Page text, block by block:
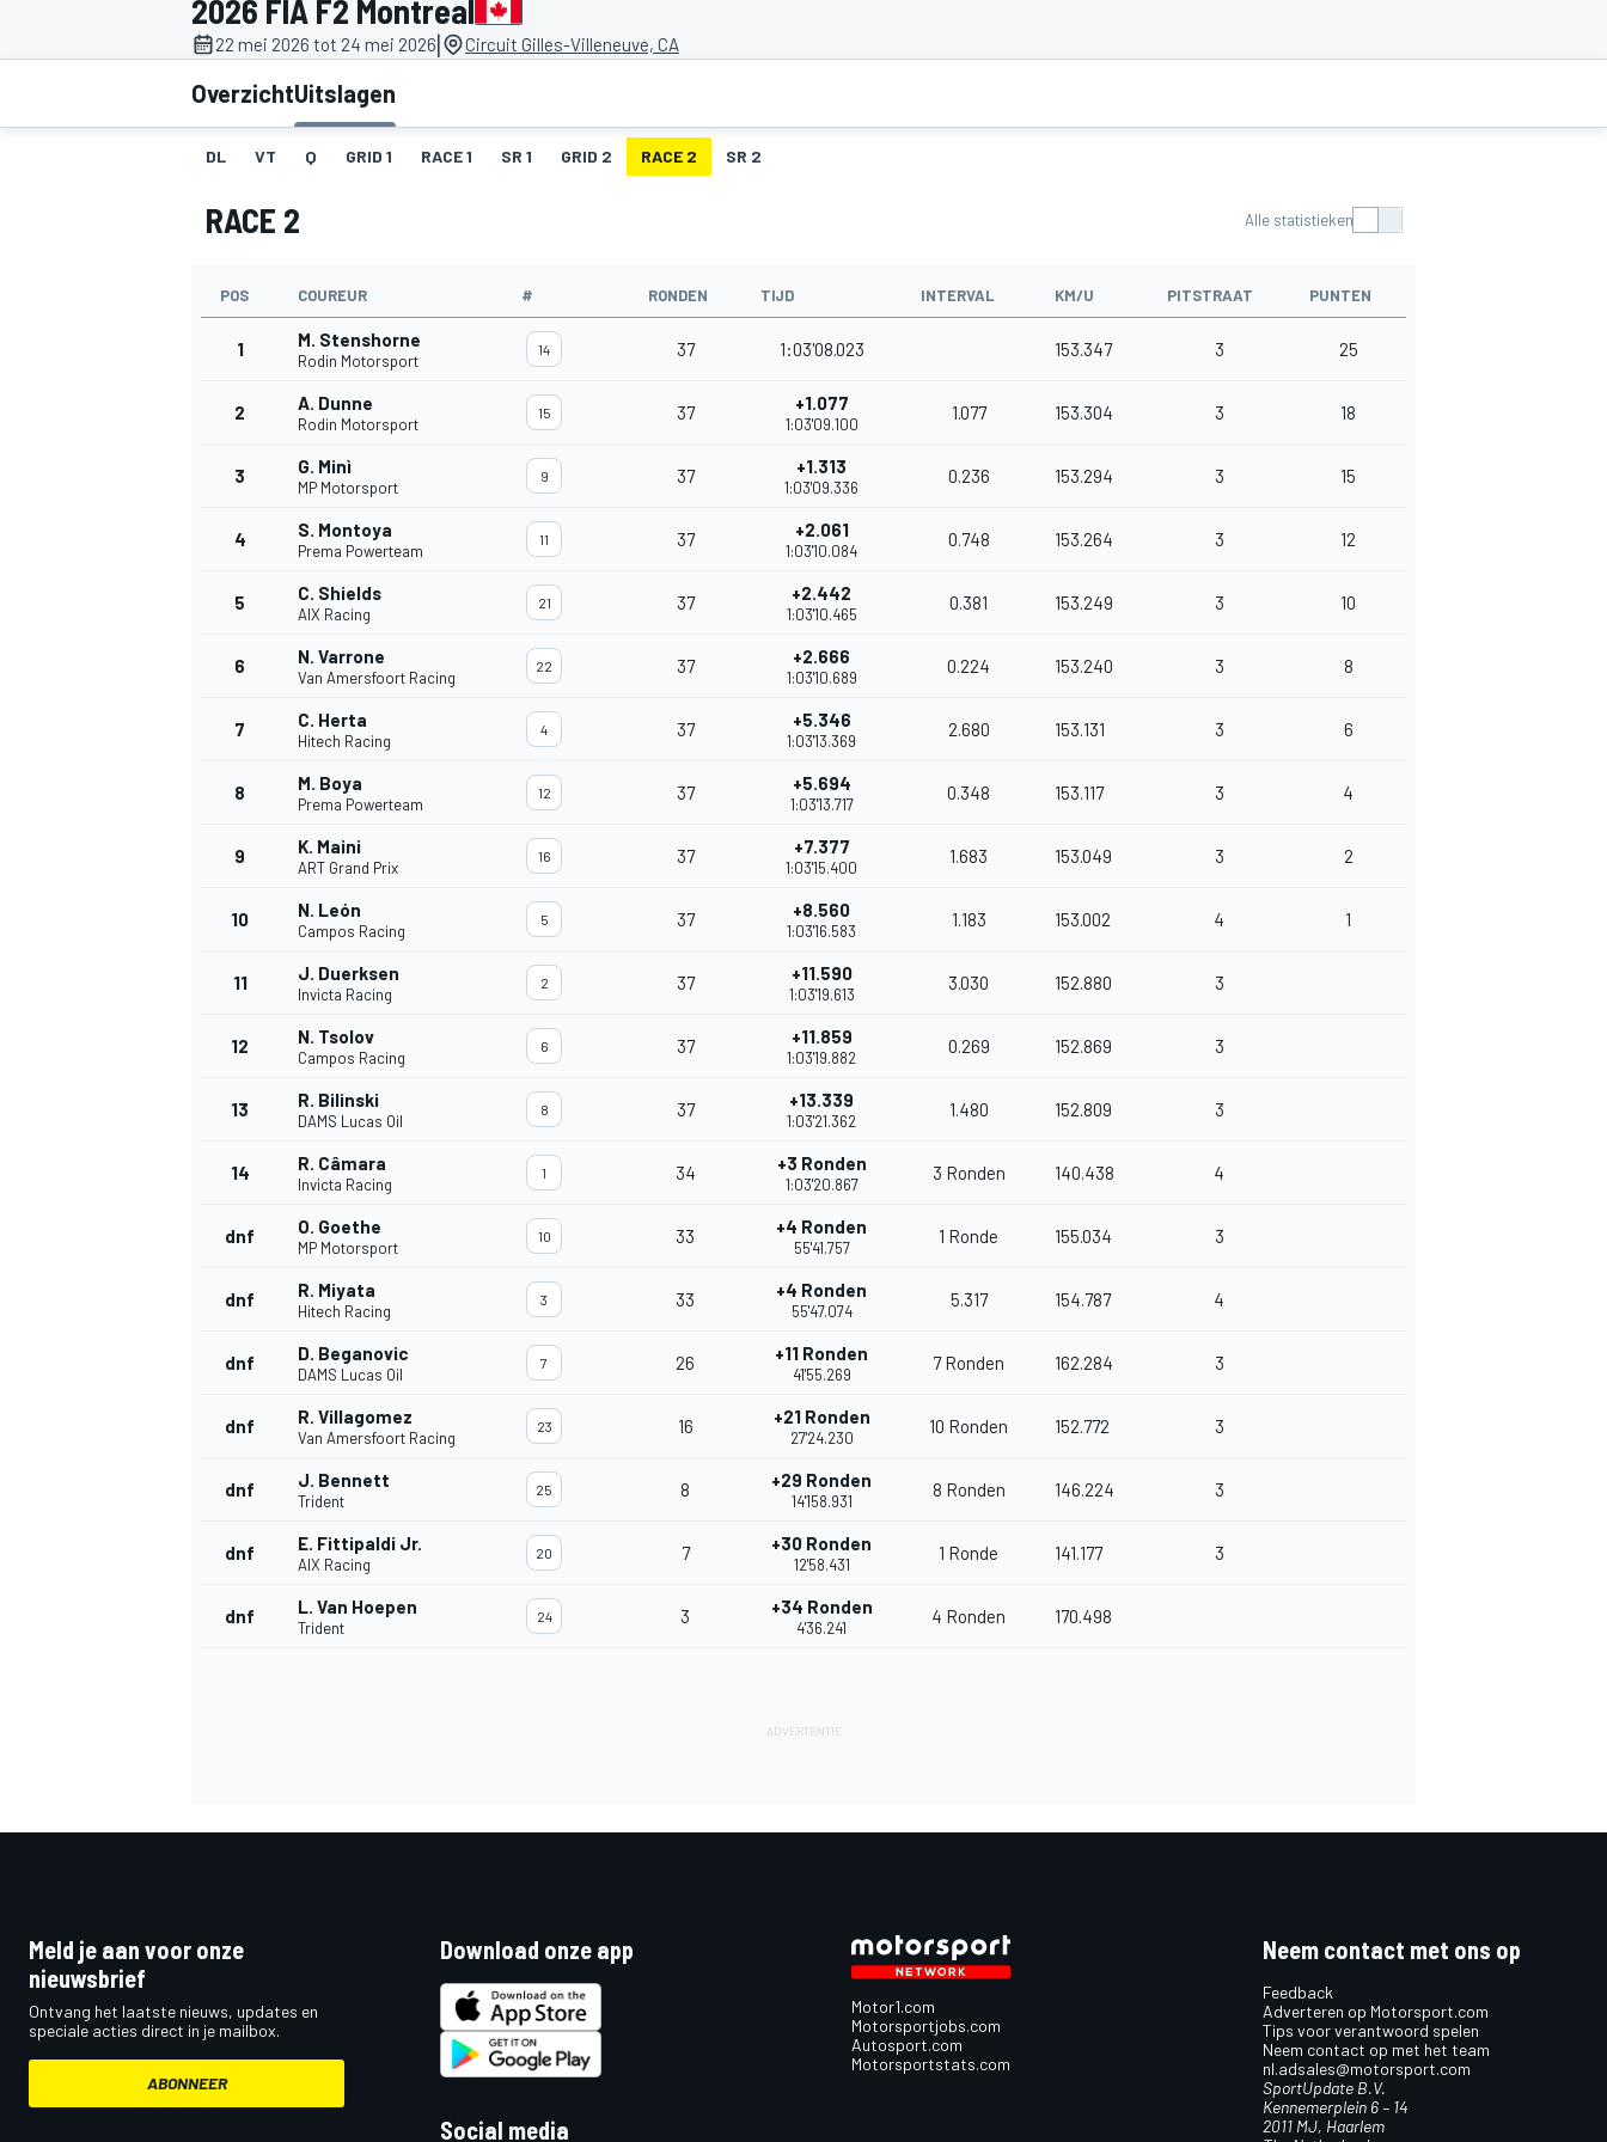
2026 FIA F2 Montreal
22 mei 2026 tot 24 mei 2026| Circuit Gilles-Villeneuve, CA
OverzichtUitslagen
DL VT Q GRID 1 RACE 1 SR 1 GRID 2 RACE 2 SR 2
RACE 2 Alle statistieken
POS COUREUR # RONDEN TIJD INTERVAL KM/U PITSTRAAT PUNTEN
1 M. Stenshorne
Rodin Motorsport
14 37 1:03'08.023 153.347 3 25
2 A. Dunne
Rodin Motorsport
15 37 +1.077
1:03'09.100
1.077 153.304 3 18
3 G. Minì
MP Motorsport
9 37 +1.313
1:03'09.336
0.236 153.294 3 15
4 S. Montoya
Prema Powerteam
11 37 +2.061
1:03'10.084
0.748 153.264 3 12
5 C. Shields
AIX Racing
21 37 +2.442
1:03'10.465
0.381 153.249 3 10
6 N. Varrone
Van Amersfoort Racing
22 37 +2.666
1:03'10.689
0.224 153.240 3 8
7 C. Herta
Hitech Racing
4 37 +5.346
1:03'13.369
2.680 153.131 3 6
8 M. Boya
Prema Powerteam
12 37 +5.694
1:03'13.717
0.348 153.117 3 4
9 K. Maini
ART Grand Prix
16 37 +7.377
1:03'15.400
1.683 153.049 3 2
10 N. León
Campos Racing
5 37 +8.560
1:03'16.583
1.183 153.002 4 1
11 J. Duerksen
Invicta Racing
2 37 +11.590
1:03'19.613
3.030 152.880 3
12 N. Tsolov
Campos Racing
6 37 +11.859
1:03'19.882
0.269 152.869 3
13 R. Bilinski
DAMS Lucas Oil
8 37 +13.339
1:03'21.362
1.480 152.809 3
14 R. Câmara
Invicta Racing
1 34 +3 Ronden
1:03'20.867
3 Ronden 140.438 4
dnf O. Goethe
MP Motorsport
10 33 +4 Ronden
55'41.757
1 Ronde 155.034 3
dnf R. Miyata
Hitech Racing
3 33 +4 Ronden
55'47.074
5.317 154.787 4
dnf D. Beganovic
DAMS Lucas Oil
7 26 +11 Ronden
41'55.269
7 Ronden 162.284 3
dnf R. Villagomez
Van Amersfoort Racing
23 16 +21 Ronden
27'24.230
10 Ronden 152.772 3
dnf J. Bennett
Trident
25 8 +29 Ronden
14'158.931
8 Ronden 146.224 3
dnf E. Fittipaldi Jr.
AIX Racing
20 7 +30 Ronden
12'58.431
1 Ronde 141.177 3
dnf L. Van Hoepen
Trident
24 3 +34 Ronden
4'36.241
4 Ronden 170.498
Meld je aan voor onze
nieuwsbrief
Ontvang het laatste nieuws, updates en
speciale acties direct in je mailbox.
ABONNEER
Download onze app
Social media
Motor1.com
Motorsportjobs.com
Autosport.com
Motorsportstats.com
Neem contact met ons op
Feedback
Adverteren op Motorsport.com
Tips voor verantwoord spelen
Neem contact op met het team
nl.adsales@motorsport.com
SportUpdate B.V.
Kennemerplein 6 – 14
2011 MJ, Haarlem